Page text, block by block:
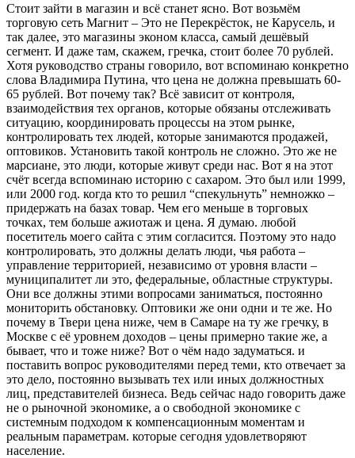
Стоит зайти в магазин и всё станет ясно. Вот возьмём
торговую сеть Магнит – Это не Перекрёсток, не Карусель, и
так далее, это магазины эконом класса, самый дешёвый
сегмент. И даже там, скажем, гречка, стоит более 70 рублей.
Хотя руководство страны говорило, вот вспоминаю конкретно
слова Владимира Путина, что цена не должна превышать 60-
65 рублей. Вот почему так? Всё зависит от контроля,
взаимодействия тех органов, которые обязаны отслеживать
ситуацию, координировать процессы на этом рынке,
контролировать тех людей, которые занимаются продажей,
оптовиков. Установить такой контроль не сложно. Это же не
марсиане, это люди, которые живут среди нас. Вот я на этот
счёт всегда вспоминаю историю с сахаром. Это был или 1999,
или 2000 год. когда кто то решил “спекульнуть” немножко –
придержать на базах товар. Чем его меньше в торговых
точках, тем больше ажиотаж и цена. Я думаю. любой
посетитель моего сайта с этим согласится. Поэтому это надо
контролировать, это должны делать люди, чья работа –
управление территорией, независимо от уровня власти –
муниципалитет ли это, федеральные, областные структуры.
Они все должны этими вопросами заниматься, постоянно
мониторить обстановку. Оптовики же они одни и те же. Но
почему в Твери цена ниже, чем в Самаре на ту же гречку, в
Москве с её уровнем доходов – цены примерно такие же, а
бывает, что и тоже ниже? Вот о чём надо задуматься. и
поставить вопрос руководителями перед теми, кто отвечает за
это дело, постоянно вызывать тех или иных должностных
лиц, представителей бизнеса. Ведь сейчас надо говорить даже
не о рыночной экономике, а о свободной экономике с
системным подходом к компенсационным моментам и
реальным параметрам. которые сегодня удовлетворяют
население.